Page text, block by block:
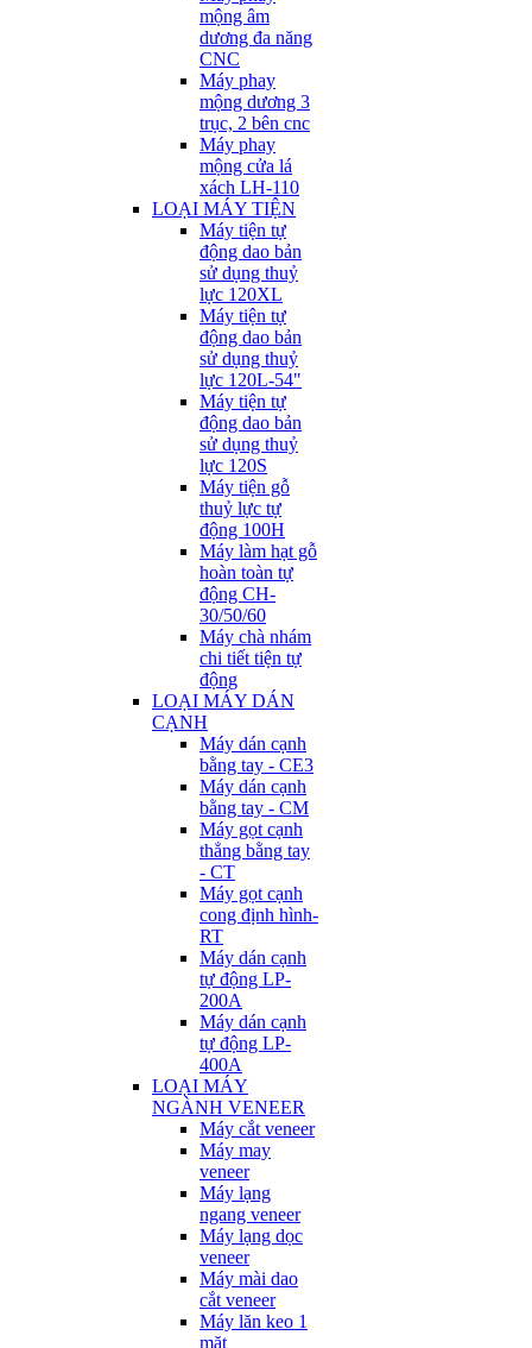
mộng âm
dương đa năng
CNC
Máy phay
mộng dương 3
trục, 2 bên cnc
Máy phay
mộng cửa lá
xách LH-110
LOẠI MÁY TIỆN
Máy tiện tự
động dao bản
sử dụng thuỷ
lực 120XL
Máy tiện tự
động dao bản
sử dụng thuỷ
lực 120L-54"
Máy tiện tự
động dao bản
sử dụng thuỷ
lực 120S
Máy tiện gỗ
thuỷ lực tự
động 100H
Máy làm hạt gỗ
hoàn toàn tự
động CH-
30/50/60
Máy chà nhám
chi tiết tiện tự
động
LOẠI MÁY DÁN
CẠNH
Máy dán cạnh
bằng tay - CE3
Máy dán cạnh
bằng tay - CM
Máy gọt cạnh
thẳng bằng tay
- CT
Máy gọt cạnh
cong định hình-
RT
Máy dán cạnh
tự động LP-
200A
Máy dán cạnh
tự động LP-
400A
LOẠI MÁY
NGÀNH VENEER
Máy cắt veneer
Máy may
veneer
Máy lạng
ngang veneer
Máy lạng dọc
veneer
Máy mài dao
cắt veneer
Máy lăn keo 1
mặt